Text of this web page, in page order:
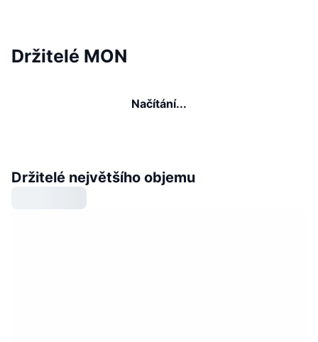
Držitelé MON
Načítání...
Držitelé největšího objemu